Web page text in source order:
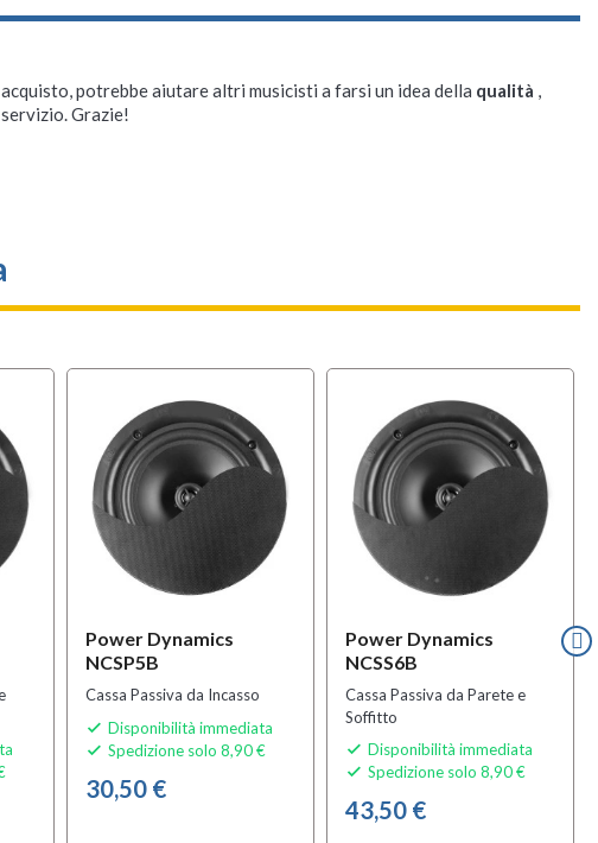
potrebbe aiutare altri musicisti a farsi un idea della qualità ,
Grazie!
Power Dynamics
NCSP5B
Cassa Passiva da Incasso
 Disponibilità immediata
 Spedizione solo 8,90 €
30,50 €
Power Dynamics
NCSS6B
Cassa Passiva da Parete e
Soffitto
 Disponibilità immediata
 Spedizione solo 8,90 €
43,50 €